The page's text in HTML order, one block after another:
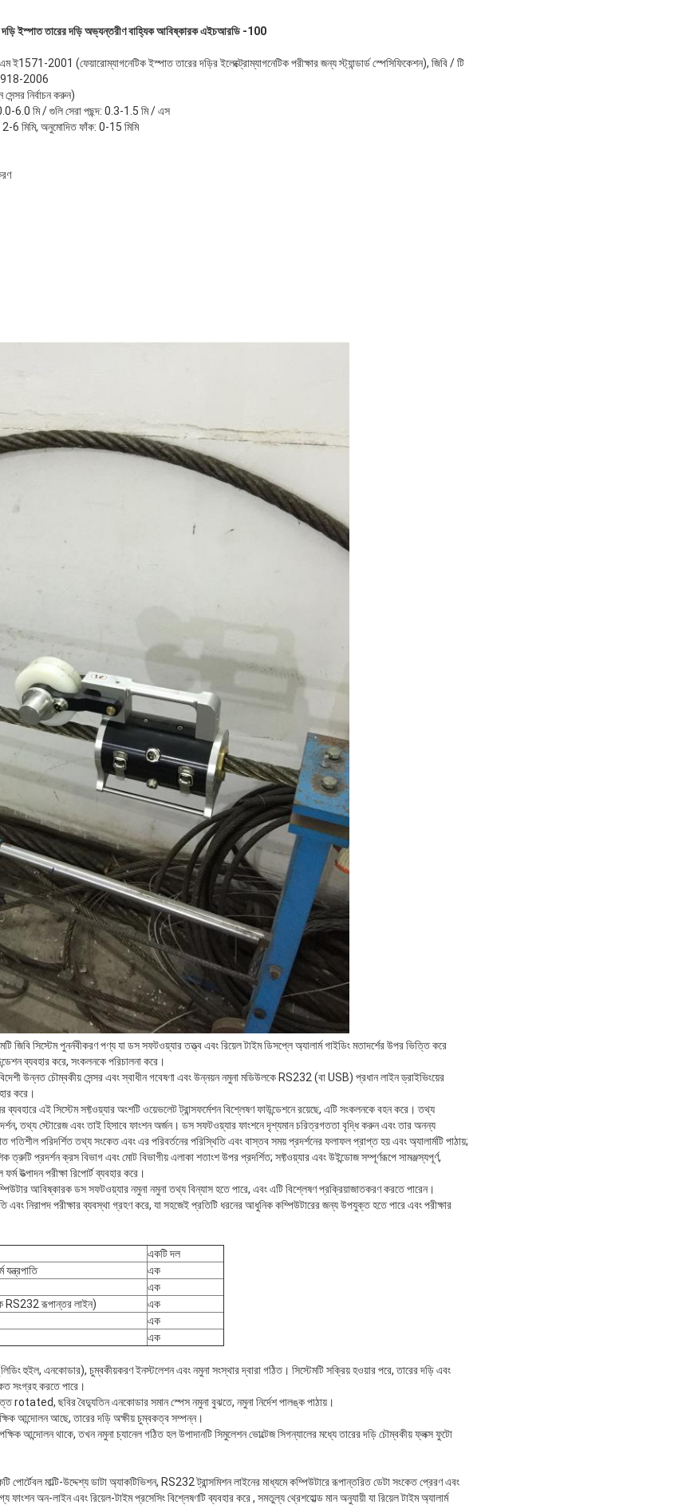
ইস্পাত তারের দড়ি অভ্যন্তরীণ বাহ্যিক আবিষ্কারক এইচআরডি -100
2001 (ফেয়ারোম্যাগনেটিক ইস্পাত তারের দড়ির ইলেক্ট্রোম্যাগনেটিক পরীক্ষার জন্য স্ট্যান্ডার্ড স্পেসিফিকেশন), জিবি / টি
2006
নির্বাচন করুন)
0.0-6.0 মি / গুলি সেরা পছন্দ: 0.3-1.5 মি / এস
2-6 মিমি, অনুমোদিত ফাঁক: 0-15 মিমি
জিবি সিস্টেম পুনর্নবীকরণ পণ্য যা ডস সফটওয়্যার তত্ত্ব এবং রিয়েল টাইম ডিসপ্লে অ্যালার্ম গাইডিং মতাদর্শের উপর ভিত্তি করে
ব্যবহার করে, সংকলনকে পরিচালনা করে।
উন্নত চৌম্বকীয় সেন্সর এবং স্বাধীন গবেষণা এবং উন্নয়ন নমুনা মডিউলকে RS232 (বা USB) প্রধান লাইন ড্রাইভিংয়ের
করে।
ব্যবহারে এই সিস্টেম সফ্টওয়্যার অংশটি ওয়েভলেট ট্রান্সফর্মেশন বিশ্লেষণ ফাউন্ডেশনে রয়েছে, এটি সংকলনকে বহন করে। তথ্য
তথ্য স্টোরেজ এবং তাই হিসাবে ফাংশন অর্জন। ডস সফটওয়্যার ফাংশনে দৃশ্যমান চরিত্রগততা বৃদ্ধি করুন এবং তার অনন্য
গতিশীল পরিদর্শিত তথ্য সংকেত এবং এর পরিবর্তনের পরিস্থিতি এবং বাস্তব সময় প্রদর্শনের ফলাফল প্রাপ্ত হয় এবং অ্যালার্মটি পাঠায়;
ত্রুটি প্রদর্শন ক্রস বিভাগ এবং মোট বিভাগীয় এলাকা শতাংশ উপর প্রদর্শিত; সফ্টওয়্যার এবং উইন্ডোজ সম্পূর্ণরূপে সামঞ্জস্যপূর্ণ,
উত্পাদন পরীক্ষা রিপোর্ট ব্যবহার করে।
আবিষ্কারক ডস সফটওয়্যার নমুনা নমুনা তথ্য বিন্যাস হতে পারে, এবং এটি বিশ্লেষণ প্রক্রিয়াজাতকরণ করতে পারেন।
এবং নিরাপদ পরীক্ষার ব্যবস্থা গ্রহণ করে, যা সহজেই প্রতিটি ধরনের আধুনিক কম্পিউটারের জন্য উপযুক্ত হতে পারে এবং পরীক্ষার
একটি দল
এক
এক
RS232 রূপান্তর লাইন)
এক
এক
এক
হুইল, এনকোডার), চুম্বকীয়করণ ইনস্টলেশন এবং নমুনা সংস্থার দ্বারা গঠিত। সিস্টেমটি সক্রিয় হওয়ার পরে, তারের দড়ি এবং
সংগ্রহ করতে পারে।
rotated, ছবির বৈদ্যুতিন এনকোডার সমান স্পেস নমুনা বুঝতে, নমুনা নির্দেশ পালঙ্ক পাঠায়।
আন্দোলন আছে, তারের দড়ি অক্ষীয় চুম্বকত্ব সম্পন্ন।
আন্দোলন থাকে, তখন নমুনা চ্যানেল গঠিত হল উপাদানটি সিমুলেশন ভোল্টেজ সিগন্যালের মধ্যে তারের দড়ি চৌম্বকীয় ফ্লক্স ফুটো
পোর্টেবল মাল্টি-উদ্দেশ্য ডাটা অ্যাকটিভিশন, RS232 ট্রান্সমিশন লাইনের মাধ্যমে কম্পিউটারে রূপান্তরিত ডেটা সংকেত প্রেরণ এবং
অন-লাইন এবং রিয়েল-টাইম প্রসেসিং বিশ্লেষণটি ব্যবহার করে , সমতুল্য থ্রেশহোল্ড মান অনুযায়ী যা রিয়েল টাইম অ্যালার্ম